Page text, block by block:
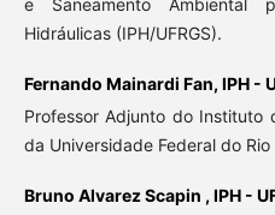
Hidráulicas (IPH/UFRGS).
Fernando Mainardi Fan, IPH -
Professor Adjunto do Instituto
da Universidade Federal do Rio
Bruno Alvarez Scapin , IPH -